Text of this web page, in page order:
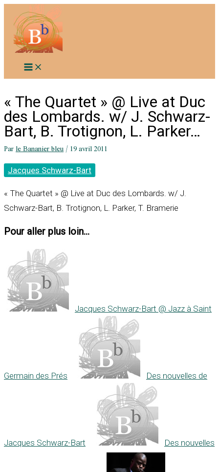
contenu
« The Quartet » @ Live at Duc
des Lombards. w/ J. Schwarz-
Bart, B. Trotignon, L. Parker…
Parle Bananier bleu/19 avril 2011
Jacques Schwarz-Bart
« The Quartet » @ Live at Duc des Lombards. w/ J.
Schwarz-Bart, B. Trotignon, L. Parker, T. Bramerie
Pour aller plus loin...
Jacques Schwarz-Bart @ Jazz à Saint
Germain des Prés Des nouvelles de
Jacques Schwarz-Bart Des nouvelles